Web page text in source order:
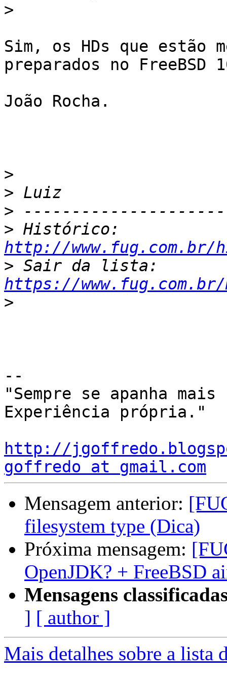
>
Sim, os HDs que estão
preparados no FreeBSD
João Rocha.
>
>
>
>
http://
>
https://
>
--
"Sempre se apanha
Experiência própria."
http://
goffredo at gmail.com
Mensagem anterior:
filesystem type (Dica)
Próxima mensagem:
OpenJDK? + FreeBSD
Mensagens
] [ author ]
Mais detalhes sobre a lista